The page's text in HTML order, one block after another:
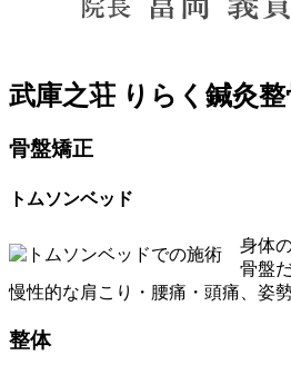
武庫之荘 りらく鍼灸
骨盤矯正
トムソンベッド
身体
骨盤
慢性的な肩こり・腰痛・頭痛、姿
整体